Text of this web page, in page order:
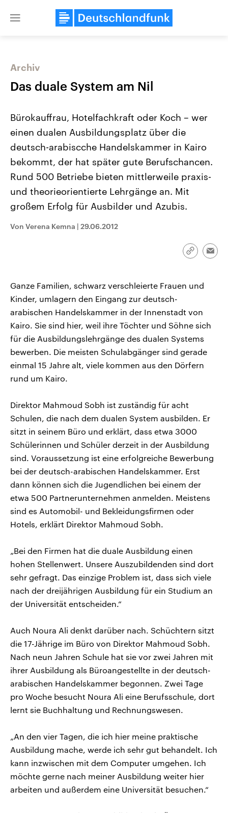
Close
Landtagswahl Sachsen-Anhalt
2026
Alle Informationen
Sachsen-Anhalt wählt am 6.
September 2026 einen neuen
Bundesland von einer Koalition aus
USA
Hintergründe
Wirtschaftlich und
gehören die Vereinigten
Audio-Archiv
Archiv
Das duale System am Nil
Bürokauffrau, Hotelfachkraft oder Koch – wer
einen dualen Ausbildungsplatz über die
deutsch-arabiscche Handelskammer in Kairo
bekommt, der hat später gute Berufschancen.
Rund 500 Betriebe bieten mittlerweile praxis-
und theorieorientierte Lehrgänge an. Mit
großem Erfolg für Ausbilder und Azubis.
Von Verena Kemna | 29.06.2012
Link
Ganze Familien, schwarz verschleierte Frauen und
Kinder, umlagern den Eingang zur deutsch-
arabischen Handelskammer in der Innenstadt von
Kairo. Sie sind hier, weil ihre Töchter und Söhne sich
für die Ausbildungslehrgänge des dualen Systems
bewerben. Die meisten Schulabgänger sind gerade
einmal 15 Jahre alt, viele kommen aus den Dörfern
rund um Kairo.
Direktor Mahmoud Sobh ist zuständig für acht
Schulen, die nach dem dualen System ausbilden. Er
sitzt in seinem Büro und erklärt, dass etwa 3000
Schülerinnen und Schüler derzeit in der Ausbildung
sind. Voraussetzung ist eine erfolgreiche Bewerbung
bei der deutsch-arabischen Handelskammer. Erst
dann können sich die Jugendlichen bei einem der
etwa 500 Partnerunternehmen anmelden. Meistens
sind es Automobil- und Bekleidungsfirmen oder
Hotels, erklärt Direktor Mahmoud Sobh.
„Bei den Firmen hat die duale Ausbildung einen
hohen Stellenwert. Unsere Auszubildenden sind dort
sehr gefragt. Das einzige Problem ist, dass sich viele
nach der dreijährigen Ausbildung für ein Studium an
der Universität entscheiden.“
Auch Noura Ali denkt darüber nach. Schüchtern sitzt
die 17-Jährige im Büro von Direktor Mahmoud Sobh.
Nach neun Jahren Schule hat sie vor zwei Jahren mit
ihrer Ausbildung als Büroangestellte in der deutsch-
arabischen Handelskammer begonnen. Zwei Tage
pro Woche besucht Noura Ali eine Berufsschule, dort
lernt sie Buchhaltung und Rechnungswesen.
„An den vier Tagen, die ich hier meine praktische
Ausbildung mache, werde ich sehr gut behandelt. Ich
kann inzwischen mit dem Computer umgehen. Ich
möchte gerne nach meiner Ausbildung weiter hier
arbeiten und außerdem eine Universität besuchen.“